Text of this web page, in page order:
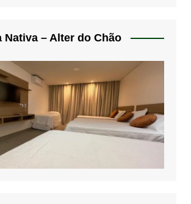
Nativa – Alter do Chão